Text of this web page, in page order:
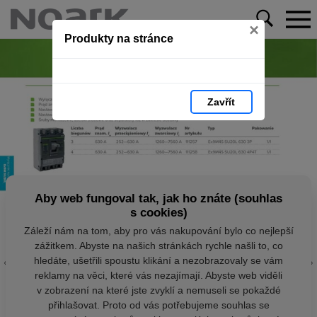
Produkty na stránce ×
Zavřít
Aby web fungoval tak, jak ho znáte (souhlas
s cookies)
Záleží nám na tom, aby pro vás nakupování bylo co nejlepší
zážitkem. Abyste na našich stránkách rychle našli to, co
hledáte, ušetřili spoustu klikání a nezobrazovaly se vám
reklamy na věci, které vás nezajímají. Abyste web viděli
v zobrazení na které jste zvyklí a nemuseli se pokaždé
přihlašovat. Proto od vás potřebujeme souhlas se